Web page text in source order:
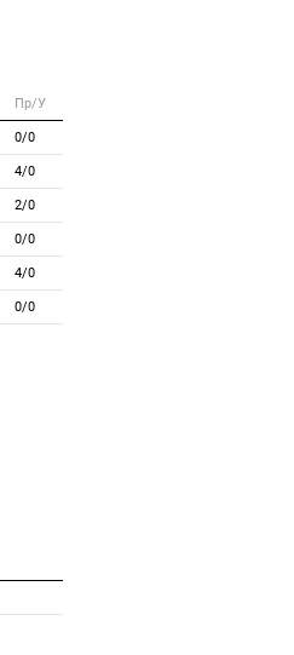
Пр/У
0/0
4/0
2/0
0/0
4/0
0/0